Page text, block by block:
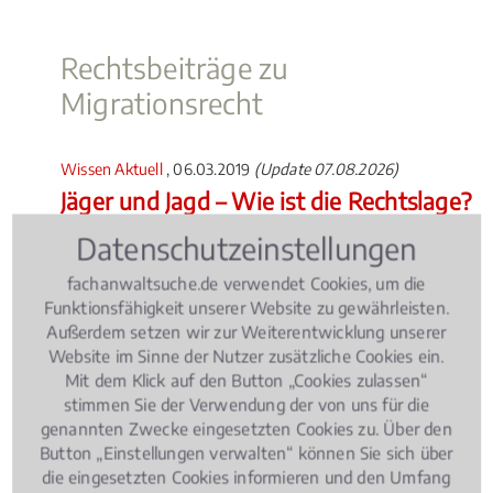
Rechtsbeiträge zu
Migrationsrecht
Wissen Aktuell , 06.03.2019 (Update 07.08.2026)
Jäger und Jagd – Wie ist die Rechtslage?
Die Zahl der Jäger nimmt in Deutschland stetig zu.
Datenschutzeinstellungen
fachanwaltsuche.de verwendet Cookies, um die
Funktionsfähigkeit unserer Website zu gewährleisten.
Außerdem setzen wir zur Weiterentwicklung unserer
Website im Sinne der Nutzer zusätzliche Cookies ein.
Mit dem Klick auf den Button „Cookies zulassen“
stimmen Sie der Verwendung der von uns für die
genannten Zwecke eingesetzten Cookies zu. Über den
Button „Einstellungen verwalten“ können Sie sich über
die eingesetzten Cookies informieren und den Umfang